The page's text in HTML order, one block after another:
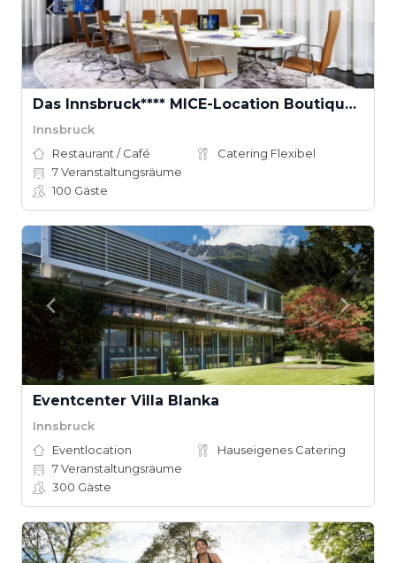
Das Innsbruck**** MICE-Location Boutique Convention
Innsbruck
Restaurant / Café
Catering Flexibel
7Veranstaltungsräume
100 Gäste
Eventcenter Villa Blanka
Innsbruck
Eventlocation
Hauseigenes Catering
7Veranstaltungsräume
300 Gäste